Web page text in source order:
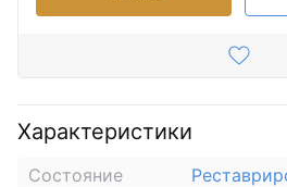
Характеристики
Состояние